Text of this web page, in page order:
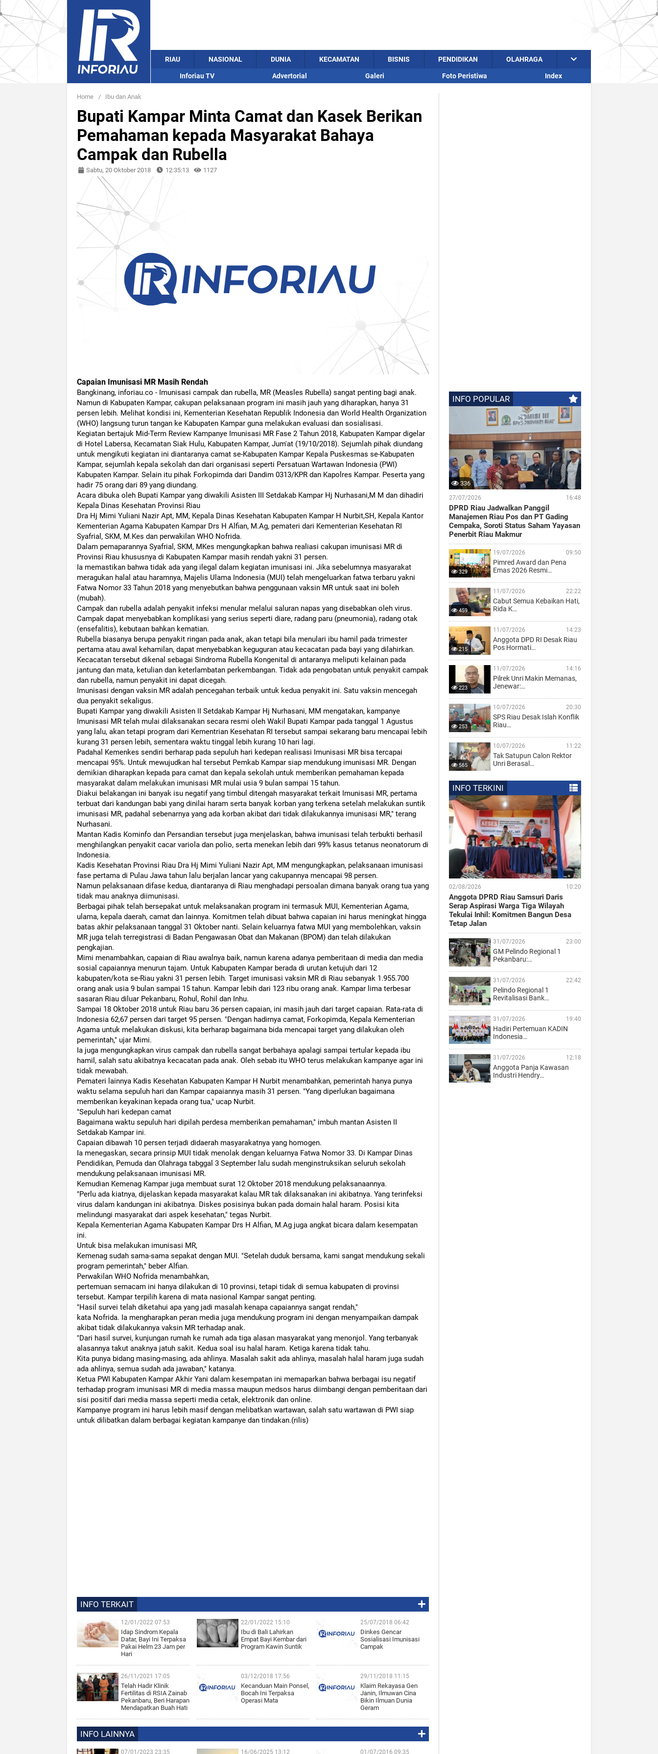
RIAU NASIONAL DUNIA KECAMATAN BISNIS PENDIDIKAN OLAHRAGA
Inforiau TV Advertorial Galeri Foto Peristiwa Index
Home / Ibu dan Anak
Bupati Kampar Minta Camat dan Kasek Berikan
Pemahaman kepada Masyarakat Bahaya
Campak dan Rubella
Sabtu, 20 Oktober 2018 12:35:13 1127
Capaian Imunisasi MR Masih Rendah
Bangkinang, inforiau.co - Imunisasi campak dan rubella, MR (Measles Rubella) sangat penting bagi anak.
Namun di Kabupaten Kampar, cakupan pelaksanaan program ini masih jauh yang diharapkan, hanya 31
persen lebih. Melihat kondisi ini, Kementerian Kesehatan Republik Indonesia dan World Health Organization
(WHO) langsung turun tangan ke Kabupaten Kampar guna melakukan evaluasi dan sosialisasi.
Kegiatan bertajuk Mid-Term Review Kampanye Imunisasi MR Fase 2 Tahun 2018, Kabupaten Kampar digelar
di Hotel Labersa, Kecamatan Siak Hulu, Kabupaten Kampar, Jum'at (19/10/2018). Sejumlah pihak diundang
untuk mengikuti kegiatan ini diantaranya camat se-Kabupaten Kampar Kepala Puskesmas se-Kabupaten
Kampar, sejumlah kepala sekolah dan dari organisasi seperti Persatuan Wartawan Indonesia (PWI)
Kabupaten Kampar. Selain itu pihak Forkopimda dari Dandim 0313/KPR dan Kapolres Kampar. Peserta yang
hadir 75 orang dari 89 yang diundang.
Acara dibuka oleh Bupati Kampar yang diwakili Asisten III Setdakab Kampar Hj Nurhasani,M M dan dihadiri
Kepala Dinas Kesehatan Provinsi Riau
Dra Hj Mimi Yuliani Nazir Apt, MM, Kepala Dinas Kesehatan Kabupaten Kampar H Nurbit,SH, Kepala Kantor
Kementerian Agama Kabupaten Kampar Drs H Alfian, M.Ag, pemateri dari Kementerian Kesehatan RI
Syafrial, SKM, M.Kes dan perwakilan WHO Nofrida.
Dalam pemaparannya Syafrial, SKM, MKes mengungkapkan bahwa realiasi cakupan imunisasi MR di
Provinsi Riau khususnya di Kabupaten Kampar masih rendah yakni 31 persen.
Ia memastikan bahwa tidak ada yang ilegal dalam kegiatan imunisasi ini. Jika sebelumnya masyarakat
meragukan halal atau haramnya, Majelis Ulama Indonesia (MUI) telah mengeluarkan fatwa terbaru yakni
Fatwa Nomor 33 Tahun 2018 yang menyebutkan bahwa penggunaan vaksin MR untuk saat ini boleh
(mubah).
Campak dan rubella adalah penyakit infeksi menular melalui saluran napas yang disebabkan oleh virus.
Campak dapat menyebabkan komplikasi yang serius seperti diare, radang paru (pneumonia), radang otak
(ensefalitis), kebutaan bahkan kematian.
Rubella biasanya berupa penyakit ringan pada anak, akan tetapi bila menulari ibu hamil pada trimester
pertama atau awal kehamilan, dapat menyebabkan keguguran atau kecacatan pada bayi yang dilahirkan.
Kecacatan tersebut dikenal sebagai Sindroma Rubella Kongenital di antaranya meliputi kelainan pada
jantung dan mata, ketulian dan keterlambatan perkembangan. Tidak ada pengobatan untuk penyakit campak
dan rubella, namun penyakit ini dapat dicegah.
Imunisasi dengan vaksin MR adalah pencegahan terbaik untuk kedua penyakit ini. Satu vaksin mencegah
dua penyakit sekaligus.
Bupati Kampar yang diwakili Asisten II Setdakab Kampar Hj Nurhasani, MM mengatakan, kampanye
Imunisasi MR telah mulai dilaksanakan secara resmi oleh Wakil Bupati Kampar pada tanggal 1 Agustus
yang lalu, akan tetapi program dari Kementrian Kesehatan RI tersebut sampai sekarang baru mencapai lebih
kurang 31 persen lebih, sementara waktu tinggal lebih kurang 10 hari lagi.
Padahal Kemenkes sendiri berharap pada sepuluh hari kedepan realisasi Imunisasi MR bisa tercapai
mencapai 95%. Untuk mewujudkan hal tersebut Pemkab Kampar siap mendukung imunisasi MR. Dengan
demikian diharapkan kepada para camat dan kepala sekolah untuk memberikan pemahaman kepada
masyarakat dalam melakukan imunisasi MR mulai usia 9 bulan sampai 15 tahun.
Diakui belakangan ini banyak isu negatif yang timbul ditengah masyarakat terkait Imunisasi MR, pertama
terbuat dari kandungan babi yang dinilai haram serta banyak korban yang terkena setelah melakukan suntik
imunisasi MR, padahal sebenarnya yang ada korban akibat dari tidak dilakukannya imunisasi MR," terang
Nurhasani.
Mantan Kadis Kominfo dan Persandian tersebut juga menjelaskan, bahwa imunisasi telah terbukti berhasil
menghilangkan penyakit cacar variola dan polio, serta menekan lebih dari 99% kasus tetanus neonatorum di
Indonesia.
Kadis Kesehatan Provinsi Riau Dra Hj Mimi Yuliani Nazir Apt, MM mengungkapkan, pelaksanaan imunisasi
fase pertama di Pulau Jawa tahun lalu berjalan lancar yang cakupannya mencapai 98 persen.
Namun pelaksanaan difase kedua, diantaranya di Riau menghadapi persoalan dimana banyak orang tua yang
tidak mau anaknya diimunisasi.
Berbagai pihak telah bersepakat untuk melaksanakan program ini termasuk MUI, Kementerian Agama,
ulama, kepala daerah, camat dan lainnya. Komitmen telah dibuat bahwa capaian ini harus meningkat hingga
batas akhir pelaksanaan tanggal 31 Oktober nanti. Selain keluarnya fatwa MUI yang membolehkan, vaksin
MR juga telah terregistrasi di Badan Pengawasan Obat dan Makanan (BPOM) dan telah dilakukan
pengkajian.
Mimi menambahkan, capaian di Riau awalnya baik, namun karena adanya pemberitaan di media dan media
sosial capaiannya menurun tajam. Untuk Kabupaten Kampar berada di urutan ketujuh dari 12
kabupaten/kota se-Riau yakni 31 persen lebih. Target imunisasi vaksin MR di Riau sebanyak 1.955.700
orang anak usia 9 bulan sampai 15 tahun. Kampar lebih dari 123 ribu orang anak. Kampar lima terbesar
sasaran Riau diluar Pekanbaru, Rohul, Rohil dan Inhu.
Sampai 18 Oktober 2018 untuk Riau baru 36 persen capaian, ini masih jauh dari target capaian. Rata-rata di
Indonesia 62,67 persen dari target 95 persen. "Dengan hadirnya camat, Forkopimda, Kepala Kementerian
Agama untuk melakukan diskusi, kita berharap bagaimana bida mencapai target yang dilakukan oleh
pemerintah," ujar Mimi.
Ia juga mengungkapkan virus campak dan rubella sangat berbahaya apalagi sampai tertular kepada ibu
hamil, salah satu akibatnya kecacatan pada anak. Oleh sebab itu WHO terus melakukan kampanye agar ini
tidak mewabah.
Pemateri lainnya Kadis Kesehatan Kabupaten Kampar H Nurbit menambahkan, pemerintah hanya punya
waktu selama sepuluh hari dan Kampar capaiannya masih 31 persen. "Yang diperlukan bagaimana
memberikan keyakinan kepada orang tua," ucap Nurbit.
"Sepuluh hari kedepan camat
Bagaimana waktu sepuluh hari dipilah perdesa memberikan pemahaman," imbuh mantan Asisten II
Setdakab Kampar ini.
Capaian dibawah 10 persen terjadi didaerah masyarakatnya yang homogen.
Ia menegaskan, secara prinsip MUI tidak menolak dengan keluarnya Fatwa Nomor 33. Di Kampar Dinas
Pendidikan, Pemuda dan Olahraga tabggal 3 September lalu sudah menginstruksikan seluruh sekolah
mendukung pelaksanaan imunisasi MR.
Kemudian Kemenag Kampar juga membuat surat 12 Oktober 2018 mendukung pelaksanaannya.
"Perlu ada kiatnya, dijelaskan kepada masyarakat kalau MR tak dilaksanakan ini akibatnya. Yang terinfeksi
virus dalam kandungan ini akibatnya. Diskes posisinya bukan pada domain halal haram. Posisi kita
melindungi masyarakat dari aspek kesehatan," tegas Nurbit.
Kepala Kementerian Agama Kabupaten Kampar Drs H Alfian, M.Ag juga angkat bicara dalam kesempatan
ini.
Untuk bisa melakukan imunisasi MR,
Kemenag sudah sama-sama sepakat dengan MUI. "Setelah duduk bersama, kami sangat mendukung sekali
program pemerintah," beber Alfian.
Perwakilan WHO Nofrida menambahkan,
pertemuan semacam ini hanya dilakukan di 10 provinsi, tetapi tidak di semua kabupaten di provinsi
tersebut. Kampar terpilih karena di mata nasional Kampar sangat penting.
"Hasil survei telah diketahui apa yang jadi masalah kenapa capaiannya sangat rendah,"
kata Nofrida. Ia mengharapkan peran media juga mendukung program ini dengan menyampaikan dampak
akibat tidak dilakukannya vaksin MR terhadap anak.
"Dari hasil survei, kunjungan rumah ke rumah ada tiga alasan masyarakat yang menonjol. Yang terbanyak
alasannya takut anaknya jatuh sakit. Kedua soal isu halal haram. Ketiga karena tidak tahu.
Kita punya bidang masing-masing, ada ahlinya. Masalah sakit ada ahlinya, masalah halal haram juga sudah
ada ahlinya, semua sudah ada jawaban," katanya.
Ketua PWI Kabupaten Kampar Akhir Yani dalam kesempatan ini memaparkan bahwa berbagai isu negatif
terhadap program imunisasi MR di media massa maupun medsos harus diimbangi dengan pemberitaan dari
sisi positif dari media massa seperti media cetak, elektronik dan online.
Kampanye program ini harus lebih masif dengan melibatkan wartawan, salah satu wartawan di PWI siap
untuk dilibatkan dalam berbagai kegiatan kampanye dan tindakan.(rilis)
INFO TERKAIT
12/01/2022 07:53
Idap Sindrom Kepala
Datar, Bayi Ini Terpaksa
Pakai Helm 23 Jam per
Hari
22/01/2022 15:10
Ibu di Bali Lahirkan
Empat Bayi Kembar dari
Program Kawin Suntik
25/07/2018 06:42
Dinkes Gencar
Sosialisasi Imunisasi
Campak
26/11/2021 17:05
Telah Hadir Klinik
Fertilitas di RSIA Zainab
Pekanbaru, Beri Harapan
Mendapatkan Buah Hati
03/12/2018 17:56
Kecanduan Main Ponsel,
Bocah Ini Terpaksa
Operasi Mata
29/11/2018 11:15
Klaim Rekayasa Gen
Janin, Ilmuwan Cina
Bikin Ilmuan Dunia
Geram
INFO LAINNYA
07/01/2023 23:35 16/06/2025 13:12 01/07/2016 09:35
INFO POPULAR
336
27/07/2026 16:48
DPRD Riau Jadwalkan Panggil
Manajemen Riau Pos dan PT Gading
Cempaka, Soroti Status Saham Yayasan
Penerbit Riau Makmur
329
19/07/2026 09:50
Pimred Award dan Pena
Emas 2026 Resmi…
459
11/07/2026 22:22
Cabut Semua Kebaikan Hati,
Rida K…
215
11/07/2026 14:23
Anggota DPD RI Desak Riau
Pos Hormati…
223
11/07/2026 14:16
Pilrek Unri Makin Memanas,
Jenewar:…
253
10/07/2026 20:30
SPS Riau Desak Islah Konflik
Riau…
565
10/07/2026 11:22
Tak Satupun Calon Rektor
Unri Berasal…
INFO TERKINI
02/08/2026 10:20
Anggota DPRD Riau Samsuri Daris
Serap Aspirasi Warga Tiga Wilayah
Tekulai Inhil: Komitmen Bangun Desa
Tetap Jalan
31/07/2026 23:00
GM Pelindo Regional 1
Pekanbaru:…
31/07/2026 22:42
Pelindo Regional 1
Revitalisasi Bank…
31/07/2026 19:40
Hadiri Pertemuan KADIN
Indonesia…
31/07/2026 12:18
Anggota Panja Kawasan
Industri Hendry…